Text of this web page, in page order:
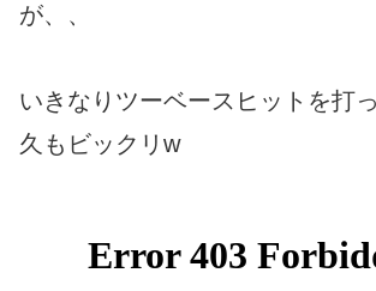
が、、
いきなりツーベースヒットを打
久もビックリw